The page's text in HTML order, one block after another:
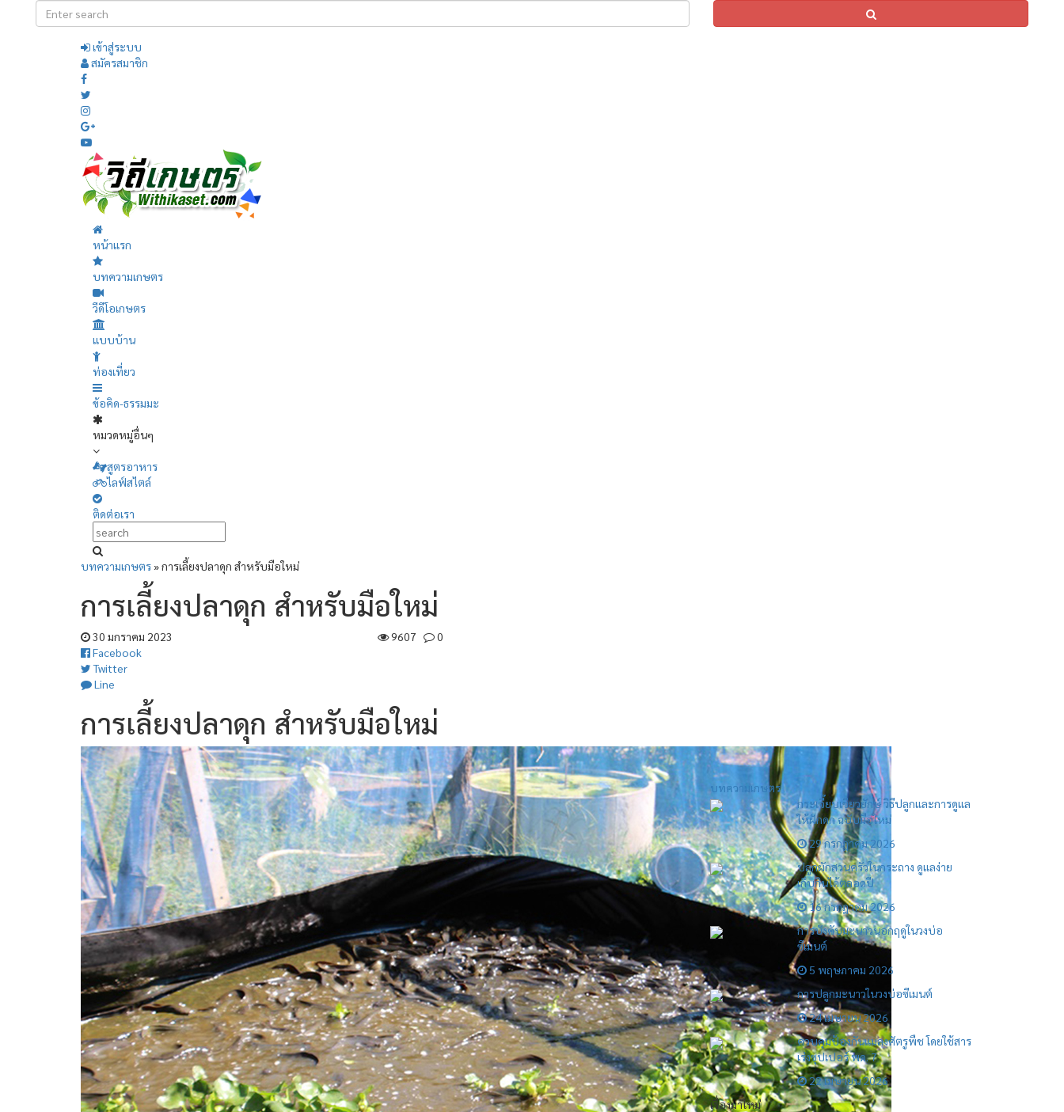
เข้าสู่ระบบ
สมัครสมาชิก
หน้าแรก
บทความเกษตร
วีดีโอเกษตร
แบบบ้าน
ท่องเที่ยว
ข้อคิด-ธรรมมะ
หมวดหมู่อื่นๆ
สูตรอาหาร
ไลฟ์สไตล์
ติดต่อเรา
บทความเกษตร»การเลี้ยงปลาดุก สำหรับมือใหม่
การเลี้ยงปลาดุก สำหรับมือใหม่
30 มกราคม 2023 9607
0
Facebook
Twitter
Line
การเลี้ยงปลาดุก สำหรับมือใหม่
บทความเกษตร
กระเจี๊ยบเขียวยักษ์ วิธีปลูกและการดูแล
ให้ฝักดก ฉบับมือใหม่
29 กรกฎาคม 2026
ปลูกผักสวนครัวในกระถาง ดูแลง่าย
เก็บกินได้ตลอดปี
16 กรกฎาคม 2026
การบังคับมะนาวนอกฤดูในวงบ่อ
ซีเมนต์
5 พฤษภาคม 2026
การปลูกมะนาวในวงบ่อซีเมนต์
24 เมษายน 2026
ควบคุมป้องกันแมลงศัตรูพืช โดยใช้สาร
เร่งซุปเปอร์ พด. 7
22 เมษายน 2026
เรื่องมาใหม่